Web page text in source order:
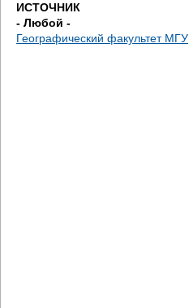
ИСТОЧНИК
- Любой -
Географический факультет МГУ